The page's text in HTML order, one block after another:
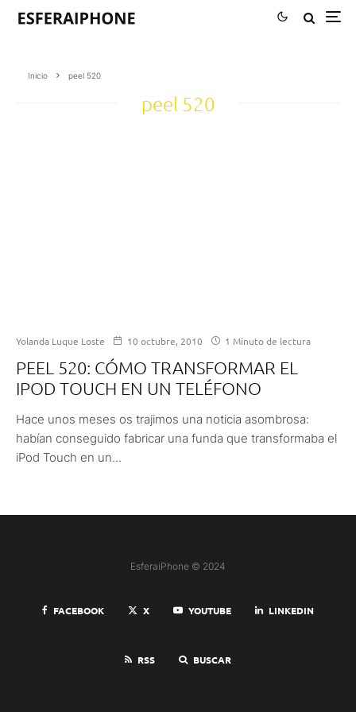
Inicio peel 520
peel 520
Yolanda Luque Loste 10 octubre, 2010 1 Minuto de lectura
PEEL 520: CÓMO TRANSFORMAR EL
IPOD TOUCH EN UN TELÉFONO
Hace unos meses os trajimos una noticia asombrosa:
habían conseguido fabricar una funda que transformaba el
iPod Touch en un...
EsferaiPhone © 2024
FACEBOOK X YOUTUBE LINKEDIN
RSS BUSCAR